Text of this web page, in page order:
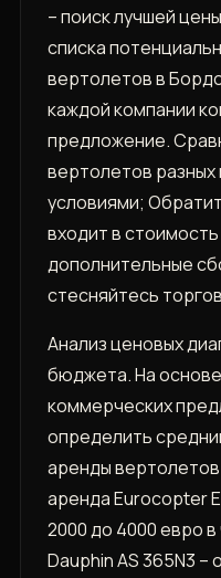
– поиск лучшей
списка
вертолетов в
каждой компании
предложение.
вертолетов
условиями;
входит в
дополнительные
стесняйтесь
Анализ ценовых
бюджета. На
коммерческих
определить
аренды
аренда Eurocopter
2000 до 4000 евро
Dauphin AS 365N3 –